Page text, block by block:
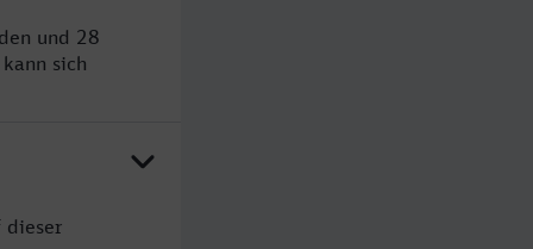
und 28
sich
dieser